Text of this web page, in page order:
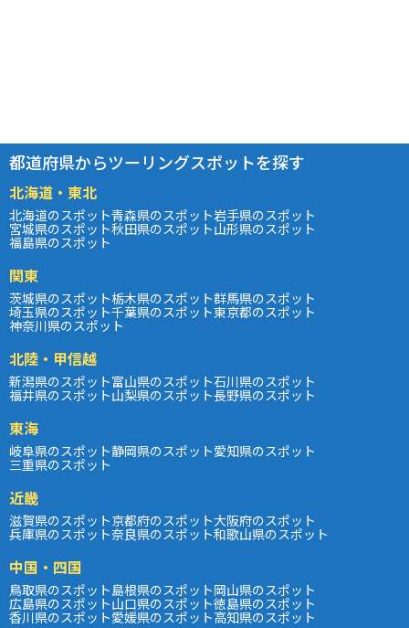
都道府県からツーリングスポットを探す
北海道・東北
北海道のスポット青森県のスポット岩手県のスポット
宮城県のスポット秋田県のスポット山形県のスポット
福島県のスポット
関東
茨城県のスポット栃木県のスポット群馬県のスポット
埼玉県のスポット千葉県のスポット東京都のスポット
神奈川県のスポット
北陸・甲信越
新潟県のスポット富山県のスポット石川県のスポット
福井県のスポット山梨県のスポット長野県のスポット
東海
岐阜県のスポット静岡県のスポット愛知県のスポット
三重県のスポット
近畿
滋賀県のスポット京都府のスポット大阪府のスポット
兵庫県のスポット奈良県のスポット和歌山県のスポット
中国・四国
鳥取県のスポット島根県のスポット岡山県のスポット
広島県のスポット山口県のスポット徳島県のスポット
香川県のスポット愛媛県のスポット高知県のスポット